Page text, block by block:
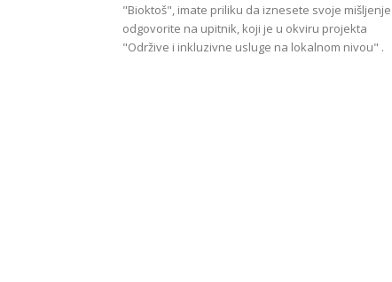
"Bioktoš", imate priliku da iznesete svoje mišljenje
odgovorite na upitnik, koji je u okviru projekta
"Održive i inkluzivne usluge na lokalnom nivou" .